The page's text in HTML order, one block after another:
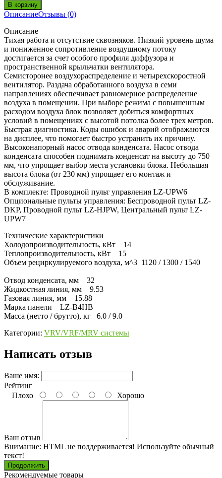
ОписаниеОтзывы (0)
Описание
Тихая работа и отсутствие сквозняков. Низкий уровень шума
и пониженное сопротивление воздушному потоку
достигается за счет особого профиля диффузора и
пространственной крыльчатки вентилятора.
Семисторонее воздухораспределение и четырехскоростной
вентилятор. Раздача обработанного воздуха в семи
направлениях обеспечивает равномерное распределение
воздуха в помещении. При выборе режима с повышенным
расходом воздуха блок позволяет добиться комфортных
условий в помещениях с высотой потолка более трех метров.
Быстрая диагностика. Коды ошибок и аварий отображаются
на дисплее, что помогает быстро устранить их причину.
Высоконапорный насос отвода конденсата. Насос отвода
конденсата способен поднимать конденсат на высоту до 750
мм, что упрощает выбор места установки блока. Небольшая
высота блока (от 230 мм) упрощает его монтаж и
обслуживание.
В комплекте: Проводной пульт управления LZ-UPW6
Опциональные пульты управления: Беспроводной пульт LZ-
DKP, Проводной пульт LZ-HJPW, Центральный пульт LZ-
UPW7
Технические характеристики
Холодопроизводительность, кВт 14
Теплопроизводительность, кВт 15
Объем рециркулируемого воздуха, м^3 1120 / 1300 / 1540
Отвод конденсата, мм 32
Жидкостная линия, мм 9.53
Газовая линия, мм 15.88
Марка панели LZ-B4HB
Масса (нетто / брутто), кг 6.0 / 9.0
Категории: VRV/VRF/MRV системы
Написать отзыв
Ваше имя:
Рейтинг
Плохо
Хорошо
Ваш отзыв
Внимание: HTML не поддерживается! Используйте обычный
текст!
Продолжить
Рекомендуемые товары